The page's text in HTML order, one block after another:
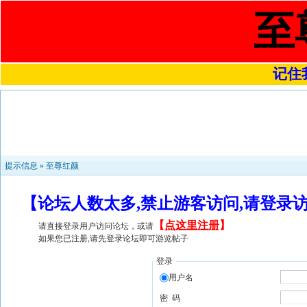
至
记住
提示信息 » 至尊红颜
【论坛人数太多,禁止游客访问,请登
请直接登录用户访问论坛，或请 【 点这里注册】
如果您已注册,请先登录论坛即可游览帖子
登录
用户名
密 码